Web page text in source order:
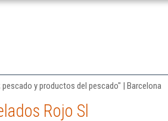
y productos del pescado" | Barcelona
Rojo Sl